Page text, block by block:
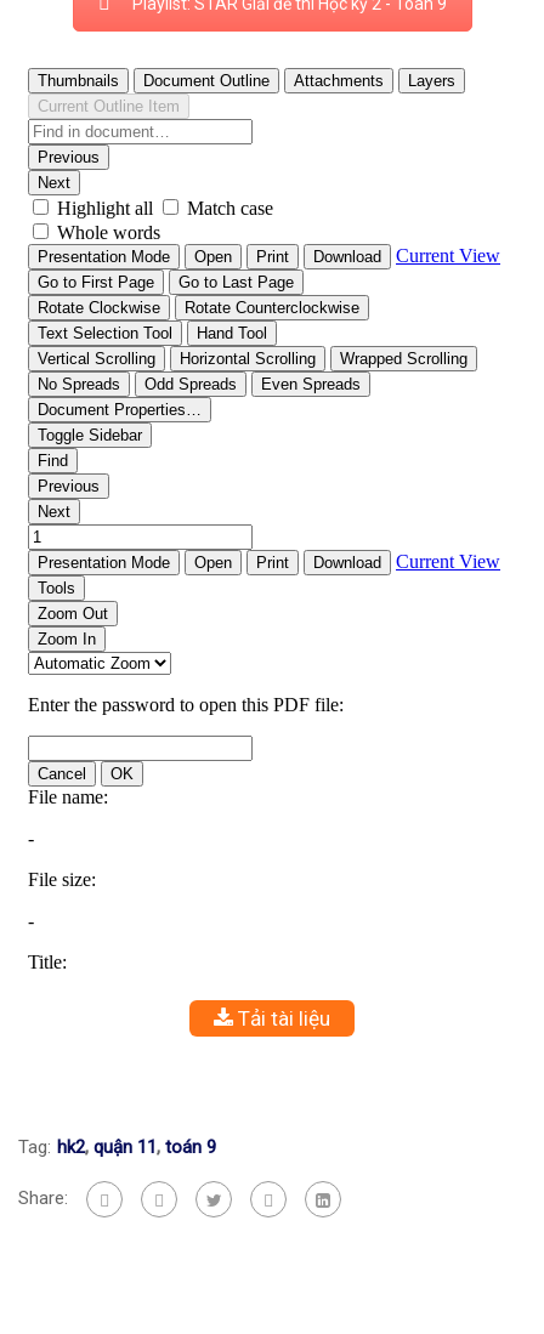
Playlist: STAR Giải đề thi Học kỳ 2 - Toán 9
Tải tài liệu
Tag: hk2, quận 11, toán 9
Share: